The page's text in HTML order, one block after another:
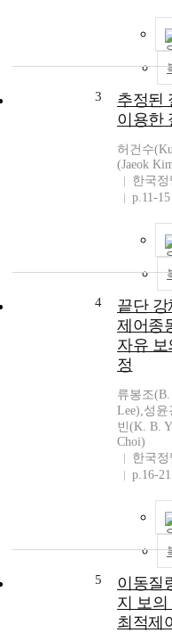
3
추정된
이용한
허건수
(Jaeok
한국
p.11-15
4
끝단
제어종
자유
정
류봉조
Lee),성윤
빈(K. B.
Choi)
한국
p.16-21
5
이동질
지 보
최적제